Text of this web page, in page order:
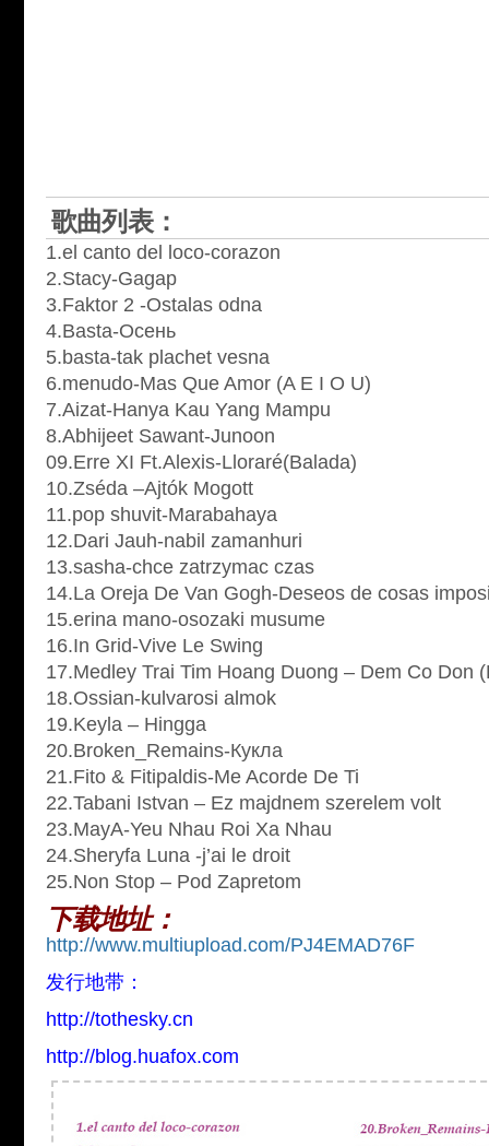
歌曲列表：
1.el canto del loco-corazon
2.Stacy-Gagap
3.Faktor 2 -Ostalas odna
4.Basta-Осень
5.basta-tak plachet vesna
6.menudo-Mas Que Amor (A E I O U)
7.Aizat-Hanya Kau Yang Mampu
8.Abhijeet Sawant-Junoon
09.Erre XI Ft.Alexis-Lloraré(Balada)
10.Zséda –Ajtók Mogott
11.pop shuvit-Marabahaya
12.Dari Jauh-nabil zamanhuri
13.sasha-chce zatrzymac czas
14.La Oreja De Van Gogh-Deseos de cosas
15.erina mano-osozaki musume
16.In Grid-Vive Le Swing
17.Medley Trai Tim Hoang Duong – Dem Co Don
18.Ossian-kulvarosi almok
19.Keyla – Hingga
20.Broken_Remains-Кукла
21.Fito & Fitipaldis-Me Acorde De Ti
22.Tabani Istvan – Ez majdnem szerelem volt
23.MayA-Yeu Nhau Roi Xa Nhau
24.Sheryfa Luna -j’ai le droit
25.Non Stop – Pod Zapretom
下载地址：
http://www.multiupload.com/PJ4EMAD76F
发行地带：
http://tothesky.cn
http://blog.huafox.com